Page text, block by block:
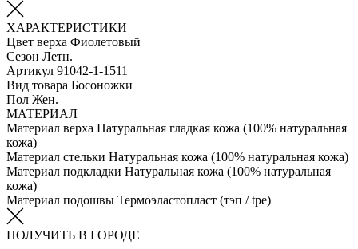
ХАРАКТЕРИСТИКИ
Цвет верха Фиолетовый
Сезон Летн.
Артикул 91042-1-1511
Вид товара Босоножки
Пол Жен.
МАТЕРИАЛ
Материал верха Натуральная гладкая кожа (100% натуральная
кожа)
Материал стельки Натуральная кожа (100% натуральная кожа)
Материал подкладки Натуральная кожа (100% натуральная
кожа)
Материал подошвы Термоэластопласт (тэп / tpe)
ПОЛУЧИТЬ В ГОРОДЕ